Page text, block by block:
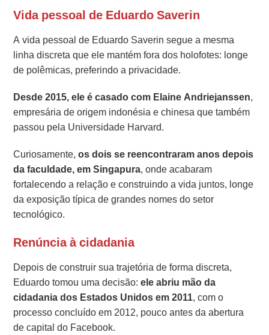
Vida pessoal de Eduardo Saverin
A vida pessoal de Eduardo Saverin segue a mesma
linha discreta que ele mantém fora dos holofotes: longe
de polêmicas, preferindo a privacidade.
Desde 2015, ele é casado com Elaine Andriejanssen,
empresária de origem indonésia e chinesa que também
passou pela Universidade Harvard.
Curiosamente,os dois se reencontraram anos depois
da faculdade, em Singapura, onde acabaram
fortalecendo a relação e construindo a vida juntos, longe
da exposição típica de grandes nomes do setor
tecnológico.
Renúncia à cidadania
Depois de construir sua trajetória de forma discreta,
Eduardo tomou uma decisão:ele abriu mão da
cidadania dos Estados Unidos em 2011, com o
processo concluído em 2012, pouco antes da abertura
de capital do Facebook.